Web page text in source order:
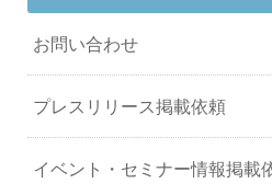
お問い合わせ
プレスリリース掲載依頼
イベント・セミナー情報掲載